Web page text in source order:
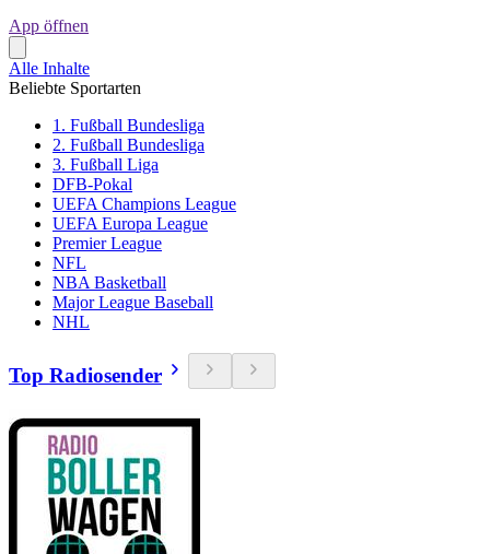
App öffnen
Alle Inhalte
Beliebte Sportarten
1. Fußball Bundesliga
2. Fußball Bundesliga
3. Fußball Liga
DFB-Pokal
UEFA Champions League
UEFA Europa League
Premier League
NFL
NBA Basketball
Major League Baseball
NHL
Top Radiosender